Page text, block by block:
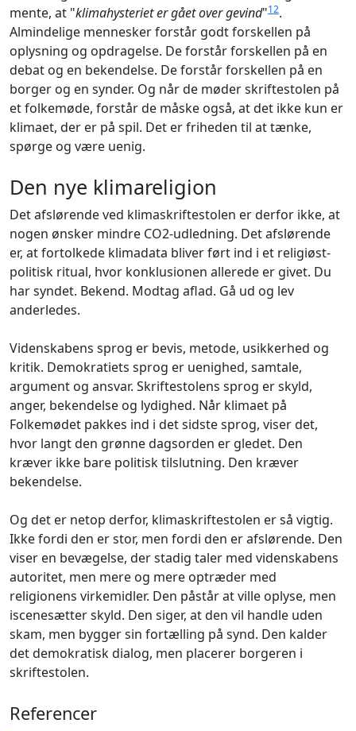
mente, at "klimahysteriet er gået over gevind"12.
Almindelige mennesker forstår godt forskellen på
oplysning og opdragelse. De forstår forskellen på en
debat og en bekendelse. De forstår forskellen på en
borger og en synder. Og når de møder skriftestolen på
et folkemøde, forstår de måske også, at det ikke kun er
klimaet, der er på spil. Det er friheden til at tænke,
spørge og være uenig.
Den nye klimareligion
Det afslørende ved klimaskriftestolen er derfor ikke, at
nogen ønsker mindre CO2-udledning. Det afslørende
er, at fortolkede klimadata bliver ført ind i et religiøst-
politisk ritual, hvor konklusionen allerede er givet. Du
har syndet. Bekend. Modtag aflad. Gå ud og lev
anderledes.
Videnskabens sprog er bevis, metode, usikkerhed og
kritik. Demokratiets sprog er uenighed, samtale,
argument og ansvar. Skriftestolens sprog er skyld,
anger, bekendelse og lydighed. Når klimaet på
Folkemødet pakkes ind i det sidste sprog, viser det,
hvor langt den grønne dagsorden er gledet. Den
kræver ikke bare politisk tilslutning. Den kræver
bekendelse.
Og det er netop derfor, klimaskriftestolen er så vigtig.
Ikke fordi den er stor, men fordi den er afslørende. Den
viser en bevægelse, der stadig taler med videnskabens
autoritet, men mere og mere optræder med
religionens virkemidler. Den påstår at ville oplyse, men
iscenesætter skyld. Den siger, at den vil handle uden
skam, men bygger sin fortælling på synd. Den kalder
det demokratisk dialog, men placerer borgeren i
skriftestolen.
Referencer